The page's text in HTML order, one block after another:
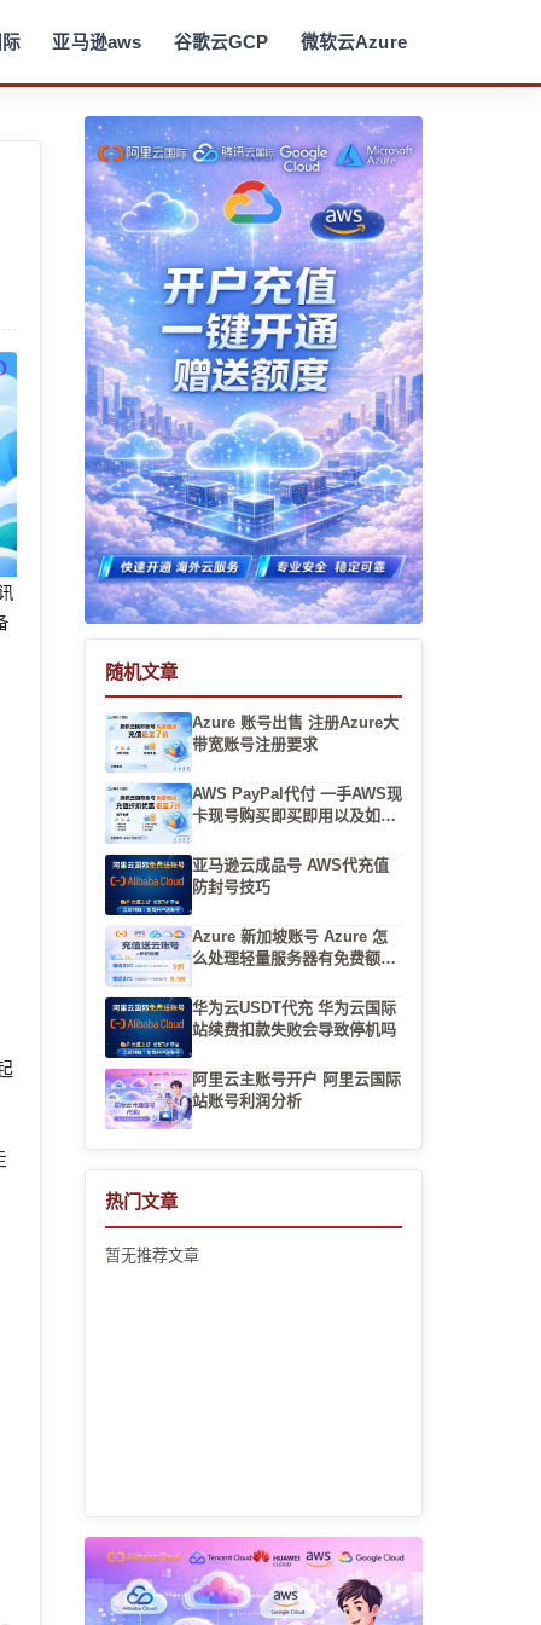
亚马逊aws 谷歌云GCP 微软云Azure
随机文章
Azure 账号出售 注册Azure大
带宽账号注册要求
AWS PayPal代付 一手AWS现
卡现号购买即买即用以及如何
亚马逊云成品号 AWS代充值
防封号技巧
Azure 新加坡账号 Azure 怎
么处理轻量服务器有免费额度
华为云USDT代充 华为云国际
站续费扣款失败会导致停机吗
阿里云主账号开户 阿里云国际
站账号利润分析
热门文章
暂无推荐文章